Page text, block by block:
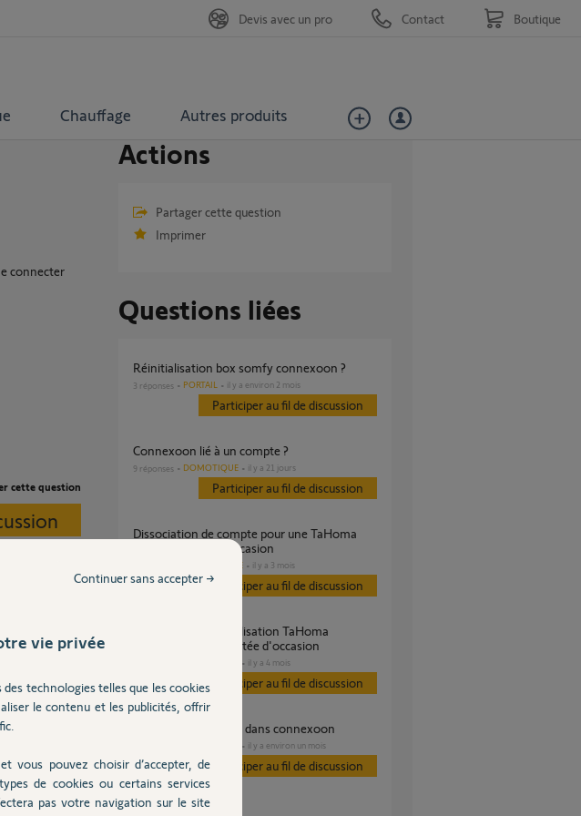
Chauffage Autres produits
Devis avec un pro Contact Boutique
connecter
cette question
Actions
Partager cette question
Imprimer
Questions liées
Réinitialisation box somfy connexoon ?
3 réponses PORTAIL il y a environ 2 mois
Participer au fil de discussion
Connexoon lié à un compte ?
9 réponses DOMOTIQUE il y a 21 jours
Participer au fil de discussion
Dissociation de compte pour une TaHoma
switch achetée d'occasion
DOMOTIQUE il y a 3 mois
Participer au fil de discussion
Premium - box achetée d'occasion
il y a 4 mois
Participer au fil de discussion
Perte moteur somfy dans connexoon
il y a environ un mois
Participer au fil de discussion
vie privée
technologies telles que les cookies
le contenu et les publicités, offrir
vous pouvez choisir d’accepter, de
de cookies ou certains services
pas votre navigation sur le site
Continuer sans accepter →